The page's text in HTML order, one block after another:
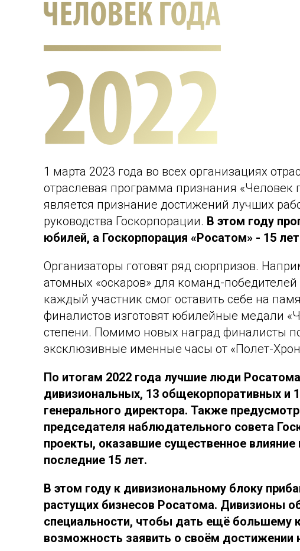
1 марта 2023 года во всех организациях
отраслевая программа признания «Человек
является признание достижений лучших
руководства Госкорпорации. В этом году
юбилей, а Госкорпорация «Росатом» - 15
Организаторы готовят ряд сюрпризов.
атомных «оскаров» для команд-победителей
каждый участник смог оставить себе на
финалистов изготовят юбилейные медали
степени. Помимо новых наград финалисты
эксклюзивные именные часы от «Полет-
По итогам 2022 года лучшие люди
дивизиональных, 13 общекорпоративных и
генерального директора. Также
председателя наблюдательного совета
проекты, оказавшие существенное влияние
последние 15 лет.
В этом году к дивизиональному блоку
растущих бизнесов Росатома. Дивизионы
специальности, чтобы дать ещё большему
возможность заявить о своём достижении